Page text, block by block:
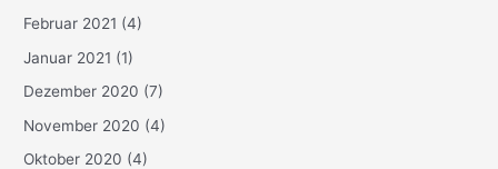
Februar 2021 (4)
Januar 2021 (1)
Dezember 2020 (7)
November 2020 (4)
Oktober 2020 (4)